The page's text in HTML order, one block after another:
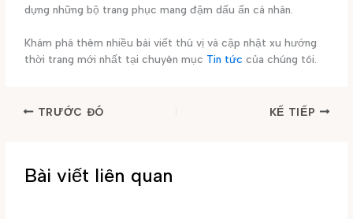
dựng những bộ trang phục mang đậm dấu ấn cá nhân.
Khám phá thêm nhiều bài viết thú vị và cập nhật xu hướng
thời trang mới nhất tại chuyên mục Tin tức của chúng tôi.
TRƯỚC ĐÓ KẾ TIẾP
Bài viết liên quan